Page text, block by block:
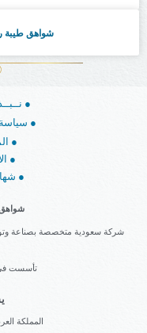
شواهق طيبة
نــبــذة عن الـــشـــــــركة ●
سياسة ضبط الجودة والأهداف ●
المشاريع والمنجزات ●
الاعتمادات الحصرية ●
شهادات الجودة العالمية ●
شواهق
شركة سعودية متخصصة بصناعة
تأسست في
المملكة